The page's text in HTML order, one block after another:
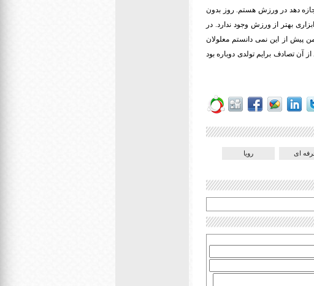
اجازه دهد در ورزش هستم. روز بدون
بهتر از ورزش وجود ندارد. در
پیش از این نمی دانستم معلولان
آن تصادف برایم تولدی دوباره بود
ای رویا